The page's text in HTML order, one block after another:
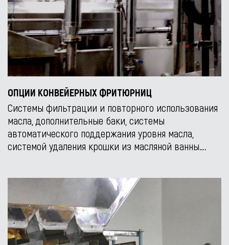
ОПЦИИ КОНВЕЙЕРНЫХ ФРИТЮРНИЦ
Cистемы фильтрации и повторного использования
масла, дополнительные баки, системы
автоматического поддержания уровня масла,
системой удаления крошки из масляной ванны….